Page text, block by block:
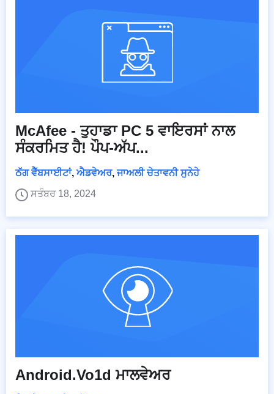
McAfee - ਤੁਹਾਡਾ PC 5 ਵਾਇਰਸਾਂ ਨਾਲ
ਸੰਕਰਮਿਤ ਹੈ! ਪੌਪ-ਅੱਪ...
ਠੱਗ ਵੈੱਬਸਾਈਟਾਂ, ਐਡਵੇਅਰ,ਜਾਅਲੀ ਚੇਤਾਵਨੀ ਸੁਨੇਹੇ
ਸਤੰਬਰ 18, 2024
Android.Vo1d ਮਾਲਵੇਅਰ